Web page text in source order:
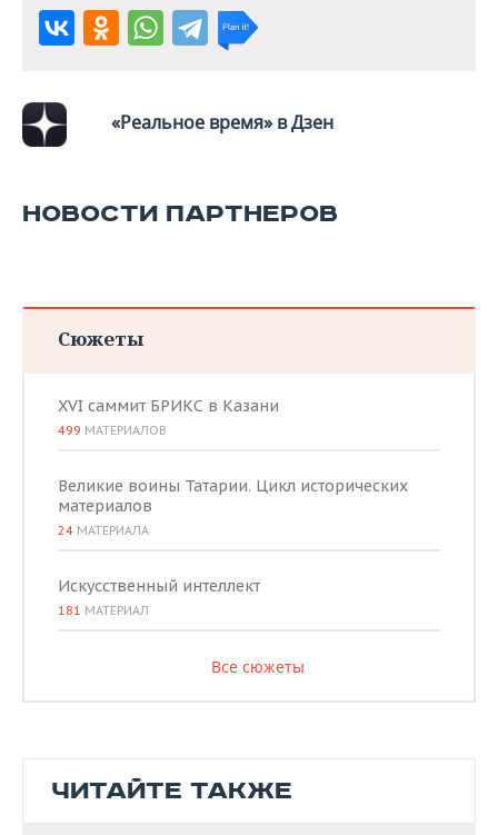
«Реальное время» в Дзен
НОВОСТИ ПАРТНЕРОВ
Сюжеты
XVI саммит БРИКС в Казани
499 МАТЕРИАЛОВ
Великие воины Татарии. Цикл исторических
материалов
24 МАТЕРИАЛА
Искусственный интеллект
181 МАТЕРИАЛ
Все сюжеты
ЧИТАЙТЕ ТАКЖЕ